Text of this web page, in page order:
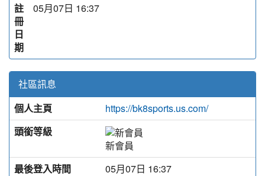
註
冊
日
期
05月07日 16:37
社區訊息
個人主頁
https://bk8sports.us.com/
頭銜等級
新會員
最後登入時間
05月07日 16:37